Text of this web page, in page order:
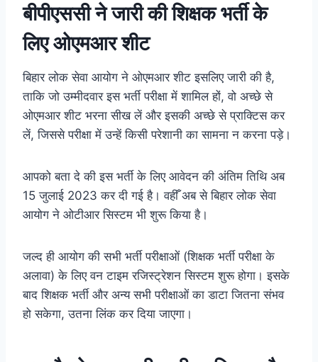
बीपीएससी ने जारी की शिक्षक भर्ती के
लिए ओएमआर शीट
बिहार लोक सेवा आयोग ने ओएमआर शीट इसलिए जारी की है,
ताकि जो उम्मीदवार इस भर्ती परीक्षा में शामिल हों, वो अच्छे से
ओएमआर शीट भरना सीख लें और इसकी अच्छे से प्राक्टिस कर
लें, जिससे परीक्षा में उन्हें किसी परेशानी का सामना न करना पड़े।
आपको बता दे की इस भर्ती के लिए आवेदन की अंतिम तिथि अब
15 जुलाई 2023 कर दी गई है। वहीँ अब से बिहार लोक सेवा
आयोग ने ओटीआर सिस्टम भी शुरू किया है।
जल्द ही आयोग की सभी भर्ती परीक्षाओं (शिक्षक भर्ती परीक्षा के
अलावा) के लिए वन टाइम रजिस्ट्रेशन सिस्टम शुरू होगा। इसके
बाद शिक्षक भर्ती और अन्य सभी परीक्षाओं का डाटा जितना संभव
हो सकेगा, उतना लिंक कर दिया जाएगा।